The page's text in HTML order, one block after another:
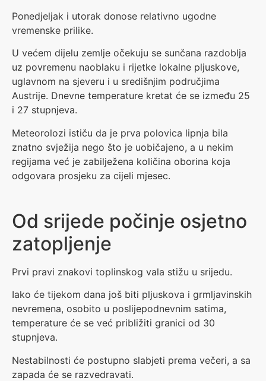
Ponedjeljak i utorak donose relativno ugodne
vremenske prilike.
U većem dijelu zemlje očekuju se sunčana razdoblja
uz povremenu naoblaku i rijetke lokalne pljuskove,
uglavnom na sjeveru i u središnjim područjima
Austrije. Dnevne temperature kretat će se između 25
i 27 stupnjeva.
Meteorolozi ističu da je prva polovica lipnja bila
znatno svježija nego što je uobičajeno, a u nekim
regijama već je zabilježena količina oborina koja
odgovara prosjeku za cijeli mjesec.
Od srijede počinje osjetno
zatopljenje
Prvi pravi znakovi toplinskog vala stižu u srijedu.
Iako će tijekom dana još biti pljuskova i grmljavinskih
nevremena, osobito u poslijepodnevnim satima,
temperature će se već približiti granici od 30
stupnjeva.
Nestabilnosti će postupno slabjeti prema večeri, a sa
zapada će se razvedravati.